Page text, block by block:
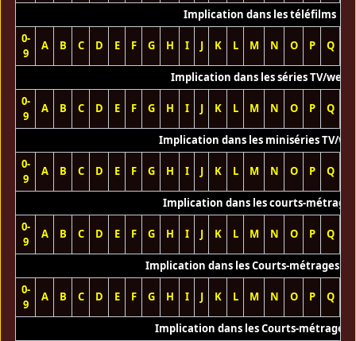
Implication dans les téléfilms
0-
9
A B C D E F G H I J K L M N O P Q
Implication dans les séries TV/web
0-
9
A B C D E F G H I J K L M N O P Q
Implication dans les miniséries TV/
0-
9
A B C D E F G H I J K L M N O P Q
Implication dans les courts-métrages
0-
9
A B C D E F G H I J K L M N O P Q
Implication dans les Courts-métrages
0-
9
A B C D E F G H I J K L M N O P Q
Implication dans les Courts-métrages